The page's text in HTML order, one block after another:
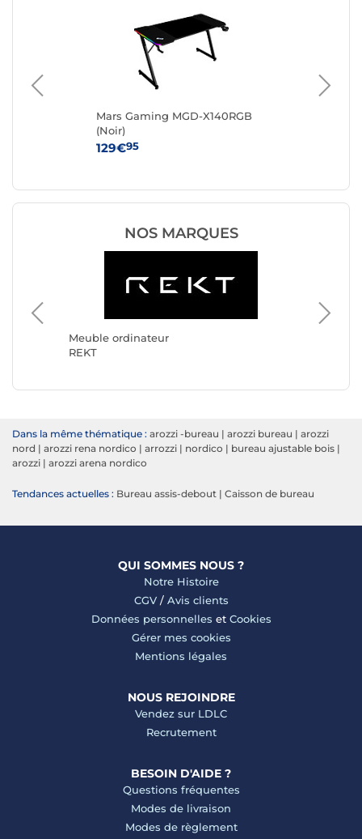
Mars Gaming MGD-X140RGB
(Noir)
129€95
NOS MARQUES
Meuble ordinateur
REKT
Dans la même thématique : arozzi -bureau | arozzi bureau | arozzi
nord | arozzi rena nordico | arrozzi | nordico | bureau ajustable bois |
arozzi | arozzi arena nordico
Tendances actuelles : Bureau assis-debout | Caisson de bureau
QUI SOMMES NOUS ?
Notre Histoire
CGV/ Avis clients
Données personnelles et Cookies
Gérer mes cookies
Mentions légales
NOUS REJOINDRE
Vendez sur LDLC
Recrutement
BESOIN D'AIDE ?
Questions fréquentes
Modes de livraison
Modes de règlement